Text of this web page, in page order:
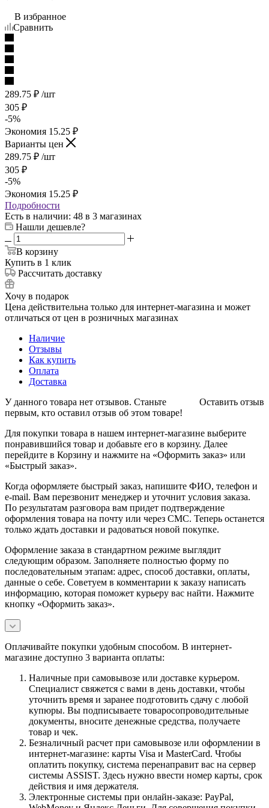
В избранное
Сравнить
289.75 ₽ /шт
305 ₽
-5%
Экономия 15.25 ₽
Варианты цен
289.75 ₽ /шт
305 ₽
-5%
Экономия 15.25 ₽
Подробности
Есть в наличии: 48 в 3 магазинах
Нашли дешевле?
В корзину
Купить в 1 клик
Рассчитать доставку
Хочу в подарок
Цена действительна только для интернет-магазина и может
отличаться от цен в розничных магазинах
Наличие
Отзывы
Как купить
Оплата
Доставка
Оставить отзыв
У данного товара нет отзывов. Станьте
первым, кто оставил отзыв об этом товаре!
Для покупки товара в нашем интернет-магазине выберите
понравившийся товар и добавьте его в корзину. Далее
перейдите в Корзину и нажмите на «Оформить заказ» или
«Быстрый заказ».
Когда оформляете быстрый заказ, напишите ФИО, телефон и
e-mail. Вам перезвонит менеджер и уточнит условия заказа.
По результатам разговора вам придет подтверждение
оформления товара на почту или через СМС. Теперь останется
только ждать доставки и радоваться новой покупке.
Оформление заказа в стандартном режиме выглядит
следующим образом. Заполняете полностью форму по
последовательным этапам: адрес, способ доставки, оплаты,
данные о себе. Советуем в комментарии к заказу написать
информацию, которая поможет курьеру вас найти. Нажмите
кнопку «Оформить заказ».
Оплачивайте покупки удобным способом. В интернет-
магазине доступно 3 варианта оплаты:
Наличные при самовывозе или доставке курьером.
Специалист свяжется с вами в день доставки, чтобы
уточнить время и заранее подготовить сдачу с любой
купюры. Вы подписываете товаросопроводительные
документы, вносите денежные средства, получаете
товар и чек.
Безналичный расчет при самовывозе или оформлении в
интернет-магазине: карты Visa и MasterCard. Чтобы
оплатить покупку, система перенаправит вас на сервер
системы ASSIST. Здесь нужно ввести номер карты, срок
действия и имя держателя.
Электронные системы при онлайн-заказе: PayPal,